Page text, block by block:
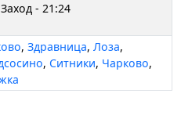
- 21:24
,Здравница,Лоза,
, Ситники, Чарково,